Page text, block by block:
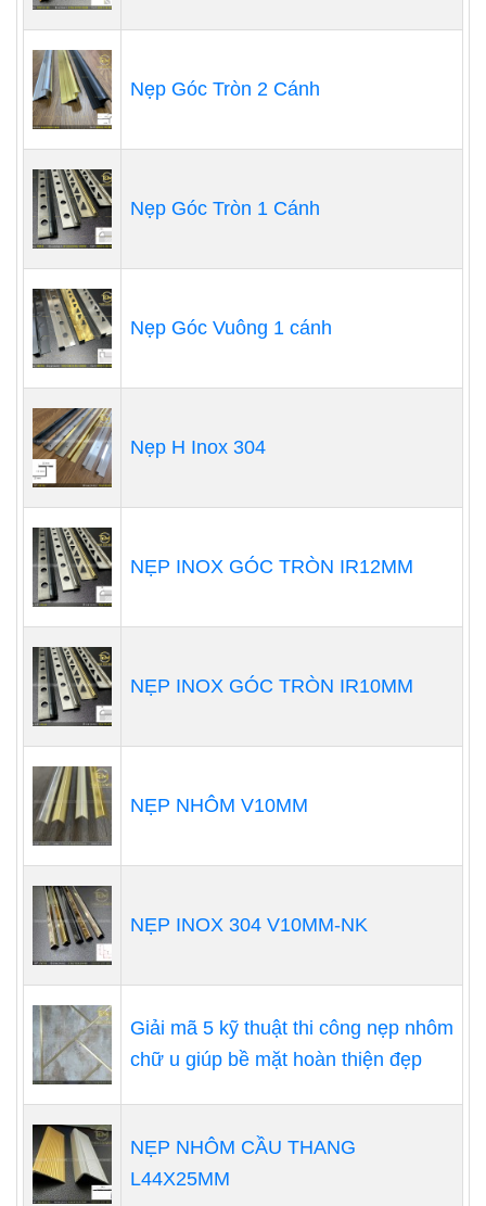
Nẹp Góc Tròn 2 Cánh
Nẹp Góc Tròn 1 Cánh
Nẹp Góc Vuông 1 cánh
Nẹp H Inox 304
NẸP INOX GÓC TRÒN IR12MM
NẸP INOX GÓC TRÒN IR10MM
NẸP NHÔM V10MM
NẸP INOX 304 V10MM-NK
Giải mã 5 kỹ thuật thi công nẹp nhôm
chữ u giúp bề mặt hoàn thiện đẹp
NẸP NHÔM CẦU THANG
L44X25MM